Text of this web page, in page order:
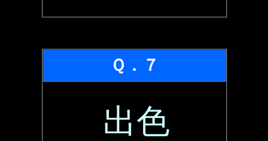
Ｑ．７
出色